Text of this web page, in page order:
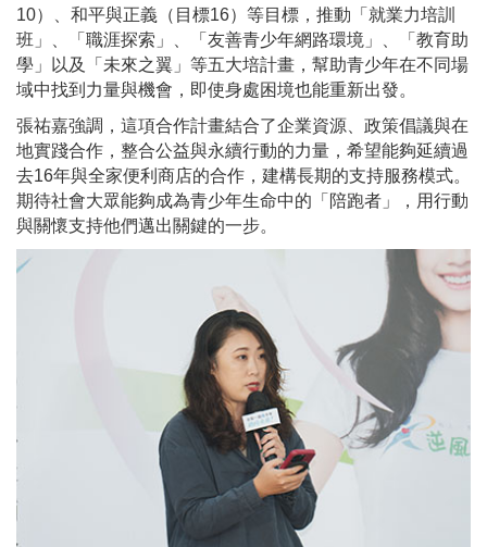
10）、和平與正義（目標16）等目標，推動「就業力培訓
班」、「職涯探索」、「友善青少年網路環境」、「教育助
學」以及「未來之翼」等五大培計畫，幫助青少年在不同場
域中找到力量與機會，即使身處困境也能重新出發。
張祐嘉強調，這項合作計畫結合了企業資源、政策倡議與在
地實踐合作，整合公益與永續行動的力量，希望能夠延續過
去16年與全家便利商店的合作，建構長期的支持服務模式。
期待社會大眾能夠成為青少年生命中的「陪跑者」，用行動
與關懷支持他們邁出關鍵的一步。